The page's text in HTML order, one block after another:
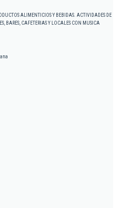
ALIMENTICIOS Y BEBIDAS. ACTIVIDADES DE
BARES, CAFETERIAS Y LOCALES CON MUSICA